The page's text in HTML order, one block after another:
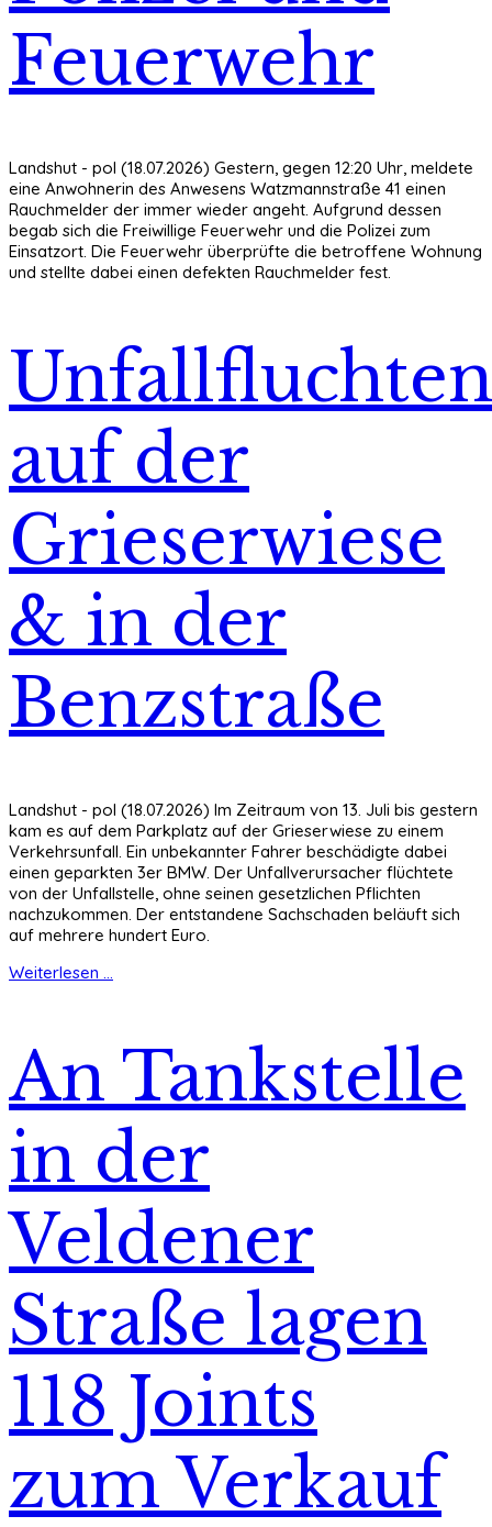
Feuerwehr
Landshut - pol (18.07.2026) Gestern, gegen 12:20 Uhr, meldete
eine Anwohnerin des Anwesens Watzmannstraße 41 einen
Rauchmelder der immer wieder angeht. Aufgrund dessen
begab sich die Freiwillige Feuerwehr und die Polizei zum
Einsatzort. Die Feuerwehr überprüfte die betroffene Wohnung
und stellte dabei einen defekten Rauchmelder fest.
Unfallfluchten
auf der
Grieserwiese
& in der
Benzstraße
Landshut - pol (18.07.2026) Im Zeitraum von 13. Juli bis gestern
kam es auf dem Parkplatz auf der Grieserwiese zu einem
Verkehrsunfall. Ein unbekannter Fahrer beschädigte dabei
einen geparkten 3er BMW. Der Unfallverursacher flüchtete
von der Unfallstelle, ohne seinen gesetzlichen Pflichten
nachzukommen. Der entstandene Sachschaden beläuft sich
auf mehrere hundert Euro.
Weiterlesen ...
An Tankstelle
in der
Veldener
Straße lagen
118 Joints
zum Verkauf